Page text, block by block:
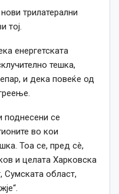
трилатерални
тој.
енергетската
тешка,
и дека повеќе од
поднесени се
во кои
Тоа се, пред сè,
и целата Харковска
Сумската област,